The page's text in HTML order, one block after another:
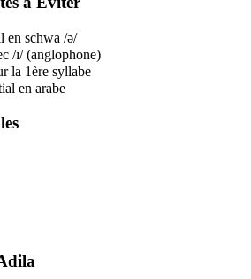
en schwa /ə/
/ɪ/ (anglophone)
la 1ère syllabe
en arabe